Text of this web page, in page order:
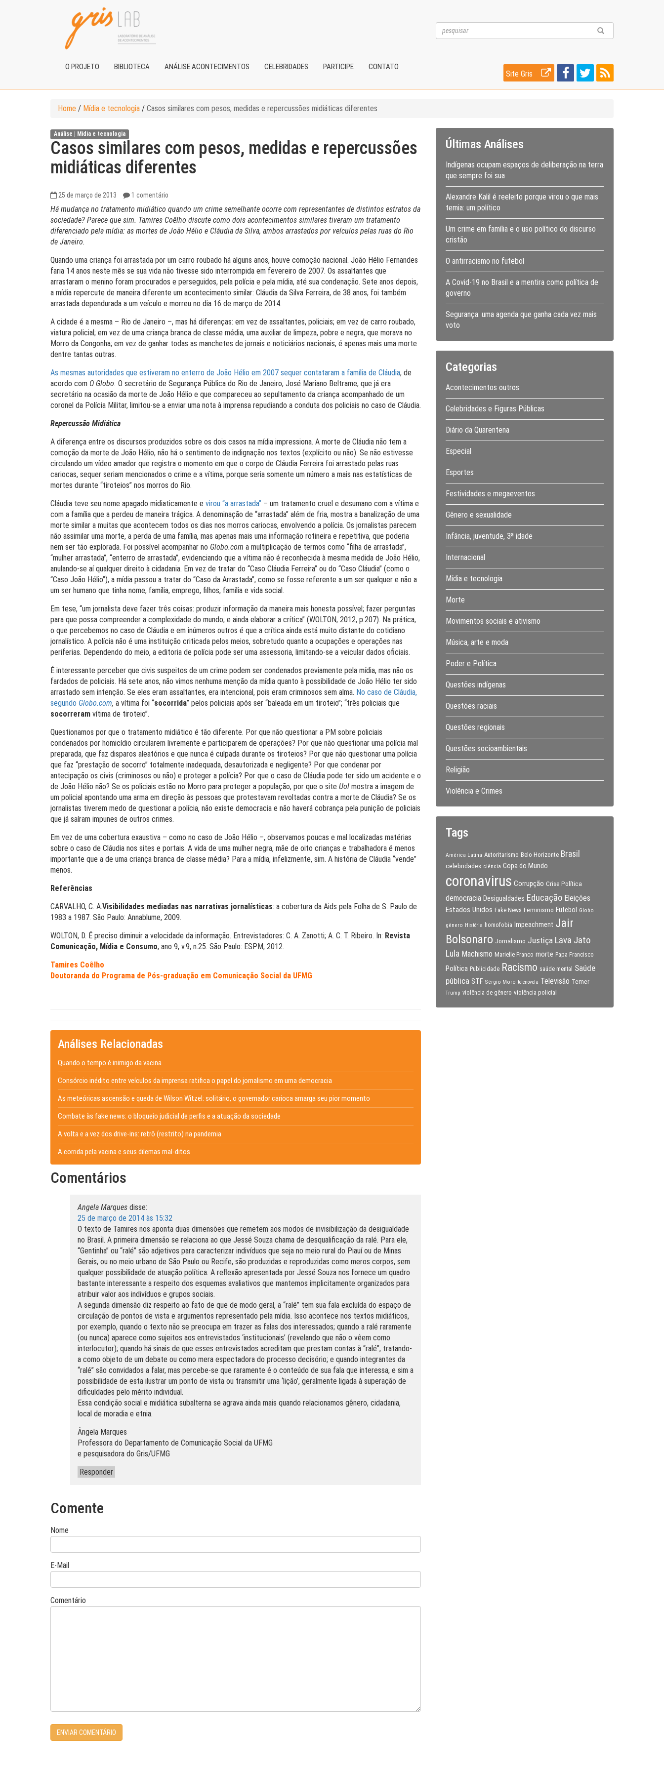
O PROJETO BIBLIOTECA ANÁLISE ACONTECIMENTOS CELEBRIDADES PARTICIPE CONTATO
Site Gris
Home / Mídia e tecnologia / Casos similares com pesos, medidas e repercussões midiáticas diferentes
Análise | Mídia e tecnologia
Casos similares com pesos, medidas e repercussões
midiáticas diferentes
25 de março de 2013 1 comentário
Há mudança no tratamento midiático quando um crime semelhante ocorre com representantes de distintos estratos da
sociedade? Parece que sim. Tamires Coêlho discute como dois acontecimentos similares tiveram um tratamento
diferenciado pela mídia: as mortes de João Hélio e Cláudia da Silva, ambos arrastados por veículos pelas ruas do Rio
de Janeiro.
Quando uma criança foi arrastada por um carro roubado há alguns anos, houve comoção nacional. João Hélio Fernandes
faria 14 anos neste mês se sua vida não tivesse sido interrompida em fevereiro de 2007. Os assaltantes que
arrastaram o menino foram procurados e perseguidos, pela polícia e pela mídia, até sua condenação. Sete anos depois,
a mídia repercute de maneira diferente um acontecimento similar: Cláudia da Silva Ferreira, de 38 anos, foi também
arrastada dependurada a um veículo e morreu no dia 16 de março de 2014.
A cidade é a mesma – Rio de Janeiro –, mas há diferenças: em vez de assaltantes, policiais; em vez de carro roubado,
viatura policial; em vez de uma criança branca de classe média, uma auxiliar de limpeza, pobre e negra, que morava no
Morro da Congonha; em vez de ganhar todas as manchetes de jornais e noticiários nacionais, é apenas mais uma morte
dentre tantas outras.
As mesmas autoridades que estiveram no enterro de João Hélio em 2007 sequer contataram a família de Cláudia, de
acordo com O Globo. O secretário de Segurança Pública do Rio de Janeiro, José Mariano Beltrame, que já era
secretário na ocasião da morte de João Hélio e que compareceu ao sepultamento da criança acompanhado de um
coronel da Polícia Militar, limitou-se a enviar uma nota à imprensa repudiando a conduta dos policiais no caso de Cláudia.
Repercussão Midiática
A diferença entre os discursos produzidos sobre os dois casos na mídia impressiona. A morte de Cláudia não tem a
comoção da morte de João Hélio, não há o sentimento de indignação nos textos (explícito ou não). Se não estivesse
circulando um vídeo amador que registra o momento em que o corpo de Cláudia Ferreira foi arrastado pelas ruas
cariocas, sequer seriam mencionados o crime e a vítima, porque seria somente um número a mais nas estatísticas de
mortes durante “tiroteios” nos morros do Rio.
Cláudia teve seu nome apagado midiaticamente e virou “a arrastada” – um tratamento cruel e desumano com a vítima e
com a família que a perdeu de maneira trágica. A denominação de “arrastada” além de fria, mostra a banalização de uma
morte similar a muitas que acontecem todos os dias nos morros cariocas, envolvendo a polícia. Os jornalistas parecem
não assimilar uma morte, a perda de uma família, mas apenas mais uma informação rotineira e repetitiva, que poderia
nem ser tão explorada. Foi possível acompanhar no Globo.com a multiplicação de termos como “filha de arrastada”,
“mulher arrastada”, “enterro de arrastada”, evidenciando que a vítima não é reconhecida à mesma medida de João Hélio,
anulando-se aí qualquer direito à cidadania. Em vez de tratar do “Caso Cláudia Ferreira” ou do “Caso Cláudia” (como o
“Caso João Hélio”), a mídia passou a tratar do “Caso da Arrastada”, como se fosse referente a um ser qualquer e não a
um ser humano que tinha nome, família, emprego, filhos, família e vida social.
Em tese, “um jornalista deve fazer três coisas: produzir informação da maneira mais honesta possível; fazer perguntas
para que possa compreender a complexidade do mundo; e ainda elaborar a crítica” (WOLTON, 2012, p.207). Na prática,
o que percebemos no caso de Cláudia e em inúmeros outros é que a crítica ainda está muito distante do cotidiano
jornalístico. A polícia não é uma instituição criticada pelos meios, sobretudo quanto a ocupações e operações nas
periferias. Dependendo do meio, a editoria de polícia pode ser uma assessoria, limitando-se a veicular dados oficiais.
É interessante perceber que civis suspeitos de um crime podem ser condenados previamente pela mídia, mas não os
fardados de policiais. Há sete anos, não vimos nenhuma menção da mídia quanto à possibilidade de João Hélio ter sido
arrastado sem intenção. Se eles eram assaltantes, era intencional, pois eram criminosos sem alma. No caso de Cláudia,
segundo Globo.com, a vítima foi “socorrida” pelos policiais após ser “baleada em um tiroteio”; “três policiais que
socorreram vítima de tiroteio”.
Questionamos por que o tratamento midiático é tão diferente. Por que não questionar a PM sobre policiais
condenados por homicídio circularem livremente e participarem de operações? Por que não questionar uma polícia mal
preparada, que faz disparos aleatórios e que nunca é culpada durante os tiroteios? Por que não questionar uma polícia
que faz “prestação de socorro” totalmente inadequada, desautorizada e negligente? Por que condenar por
antecipação os civis (criminosos ou não) e proteger a polícia? Por que o caso de Cláudia pode ter sido um acidente e o
de João Hélio não? Se os policiais estão no Morro para proteger a população, por que o site Uol mostra a imagem de
um policial apontando uma arma em direção às pessoas que protestavam revoltadas contra a morte de Cláudia? Se os
jornalistas tiverem medo de questionar a polícia, não existe democracia e não haverá cobrança pela punição de policiais
que já saíram impunes de outros crimes.
Em vez de uma cobertura exaustiva – como no caso de João Hélio –, observamos poucas e mal localizadas matérias
sobre o caso de Cláudia nos sites e portais. A vida de uma mulher negra, mãe de oito crianças e trabalhadora é menos
importante que a de uma criança branca de classe média? Para a mídia, infelizmente, sim. A história de Cláudia “vende”
menos.
Referências
CARVALHO, C. A.Visibilidades mediadas nas narrativas jornalísticas: a cobertura da Aids pela Folha de S. Paulo de
1983 a 1987. São Paulo: Annablume, 2009.
WOLTON, D. É preciso diminuir a velocidade da informação. Entrevistadores: C. A. Zanotti; A. C. T. Ribeiro. In: Revista
Comunicação, Mídia e Consumo, ano 9, v.9, n.25. São Paulo: ESPM, 2012.
Tamires Coêlho
Doutoranda do Programa de Pós-graduação em Comunicação Social da UFMG
Análises Relacionadas
Quando o tempo é inimigo da vacina
Consórcio inédito entre veículos da imprensa ratifica o papel do jornalismo em uma democracia
As meteóricas ascensão e queda de Wilson Witzel: solitário, o governador carioca amarga seu pior momento
Combate às fake news: o bloqueio judicial de perfis e a atuação da sociedade
A volta e a vez dos drive-ins: retrô (restrito) na pandemia
A corrida pela vacina e seus dilemas mal-ditos
Comentários
Angela Marques disse:
25 de março de 2014 às 15:32
O texto de Tamires nos aponta duas dimensões que remetem aos modos de invisibilização da desigualdade
no Brasil. A primeira dimensão se relaciona ao que Jessé Souza chama de desqualificação da ralé. Para ele,
“Gentinha” ou “ralé” são adjetivos para caracterizar indivíduos que seja no meio rural do Piauí ou de Minas
Gerais, ou no meio urbano de São Paulo ou Recife, são produzidas e reproduzidas como meros corpos, sem
qualquer possibilidade de atuação política. A reflexão apresentada por Jessé Souza nos fornece um quadro
bastante interessante a respeito dos esquemas avaliativos que mantemos implicitamente organizados para
atribuir valor aos indivíduos e grupos sociais.
A segunda dimensão diz respeito ao fato de que de modo geral, a “ralé” tem sua fala excluída do espaço de
circulação de pontos de vista e argumentos representado pela mídia. Isso acontece nos textos midiáticos,
por exemplo, quando o texto não se preocupa em trazer as falas dos interessados; quando a ralé raramente
(ou nunca) aparece como sujeitos aos entrevistados ‘institucionais’ (revelando que não o vêem como
interlocutor); quando há sinais de que esses entrevistados acreditam que prestam contas à “ralé”, tratando-
a como objeto de um debate ou como mera espectadora do processo decisório; e quando integrantes da
“ralé” são convidados a falar, mas percebe-se que raramente é o conteúdo de sua fala que interessa, e sim a
possibilidade de esta ilustrar um ponto de vista ou transmitir uma ‘lição’, geralmente ligada à superação de
dificuldades pelo mérito individual.
Essa condição social e midiática subalterna se agrava ainda mais quando relacionamos gênero, cidadania,
local de moradia e etnia.
Ângela Marques
Professora do Departamento de Comunicação Social da UFMG
e pesquisadora do Gris/UFMG
Responder
Comente
Nome
E-Mail
Comentário
Últimas Análises
Indígenas ocupam espaços de deliberação na terra
que sempre foi sua
Alexandre Kalil é reeleito porque virou o que mais
temia: um político
Um crime em família e o uso político do discurso
cristão
O antirracismo no futebol
A Covid-19 no Brasil e a mentira como política de
governo
Segurança: uma agenda que ganha cada vez mais
voto
Categorias
Acontecimentos outros
Celebridades e Figuras Públicas
Diário da Quarentena
Especial
Esportes
Festividades e megaeventos
Gênero e sexualidade
Infância, juventude, 3ª idade
Internacional
Mídia e tecnologia
Morte
Movimentos sociais e ativismo
Música, arte e moda
Poder e Política
Questões indígenas
Questões raciais
Questões regionais
Questões socioambientais
Religião
Violência e Crimes
Tags
América Latina Autoritarismo Belo Horizonte Brasil
celebridades ciência Copa do Mundo
coronavirus Corrupção Crise Política
democracia Desigualdades Educação Eleições
Estados Unidos Fake News Feminismo Futebol Globo
gênero História homofobia Impeachment Jair
Bolsonaro Jornalismo Justiça Lava Jato
Lula Machismo Marielle Franco morte Papa Francisco
Política Publicidade Racismo saúde mental
Saúde
pública STF Sérgio Moro telenovela Televisão Temer
Trump violência de gênero violência policial